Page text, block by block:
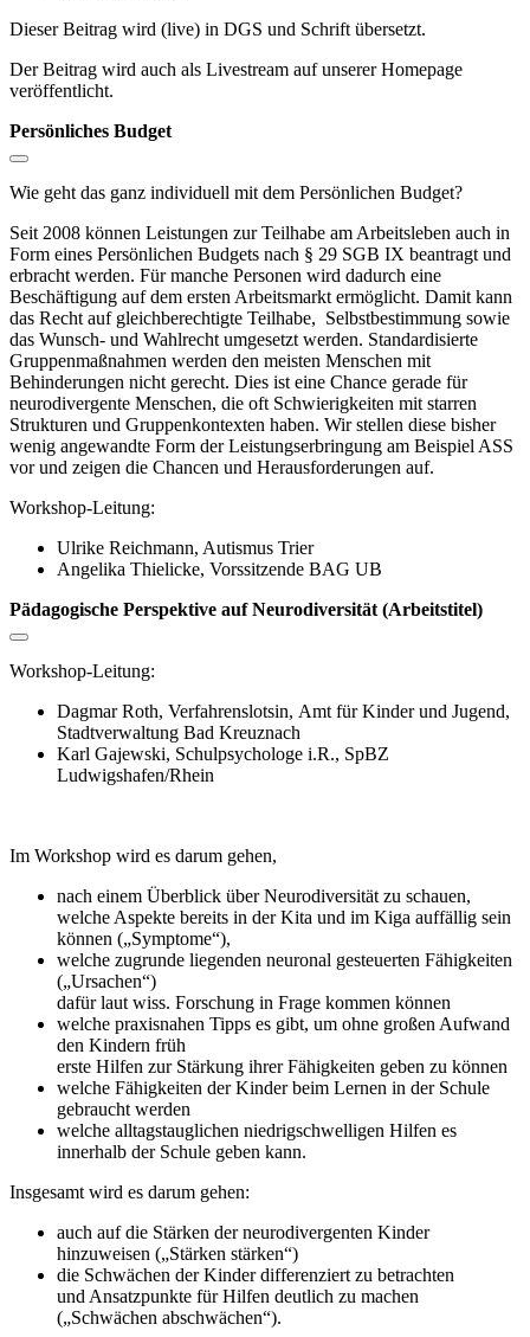
Dieser Beitrag wird (live) in DGS und Schrift übersetzt.
Der Beitrag wird auch als Livestream auf unserer Homepage
veröffentlicht.
Persönliches Budget
Wie geht das ganz individuell mit dem Persönlichen Budget?
Seit 2008 können Leistungen zur Teilhabe am Arbeitsleben auch in
Form eines Persönlichen Budgets nach § 29 SGB IX beantragt und
erbracht werden. Für manche Personen wird dadurch eine
Beschäftigung auf dem ersten Arbeitsmarkt ermöglicht. Damit kann
das Recht auf gleichberechtigte Teilhabe, Selbstbestimmung sowie
das Wunsch- und Wahlrecht umgesetzt werden. Standardisierte
Gruppenmaßnahmen werden den meisten Menschen mit
Behinderungen nicht gerecht. Dies ist eine Chance gerade für
neurodivergente Menschen, die oft Schwierigkeiten mit starren
Strukturen und Gruppenkontexten haben. Wir stellen diese bisher
wenig angewandte Form der Leistungserbringung am Beispiel ASS
vor und zeigen die Chancen und Herausforderungen auf.
Workshop-Leitung:
Ulrike Reichmann, Autismus Trier
Angelika Thielicke, Vorssitzende BAG UB
Pädagogische Perspektive auf Neurodiversität (Arbeitstitel)
Workshop-Leitung:
Dagmar Roth, Verfahrenslotsin, Amt für Kinder und Jugend,
Stadtverwaltung Bad Kreuznach
Karl Gajewski, Schulpsychologe i.R., SpBZ
Ludwigshafen/Rhein
Im Workshop wird es darum gehen,
nach einem Überblick über Neurodiversität zu schauen,
welche Aspekte bereits in der Kita und im Kiga auffällig sein
können („Symptome“),
welche zugrunde liegenden neuronal gesteuerten Fähigkeiten
(„Ursachen“)
dafür laut wiss. Forschung in Frage kommen können
welche praxisnahen Tipps es gibt, um ohne großen Aufwand
den Kindern früh
erste Hilfen zur Stärkung ihrer Fähigkeiten geben zu können
welche Fähigkeiten der Kinder beim Lernen in der Schule
gebraucht werden
welche alltagstauglichen niedrigschwelligen Hilfen es
innerhalb der Schule geben kann.
Insgesamt wird es darum gehen:
auch auf die Stärken der neurodivergenten Kinder
hinzuweisen („Stärken stärken“)
die Schwächen der Kinder differenziert zu betrachten
und Ansatzpunkte für Hilfen deutlich zu machen
(„Schwächen abschwächen“).